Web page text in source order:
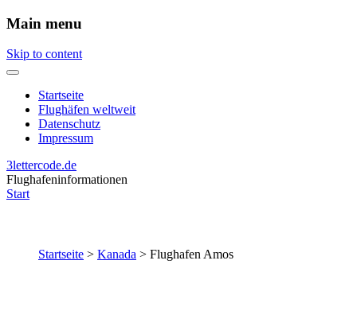
Main menu
Skip to content
Startseite
Flughäfen weltweit
Datenschutz
Impressum
3lettercode.de
Flughafeninformationen
Start
Startseite > Kanada > Flughafen Amos